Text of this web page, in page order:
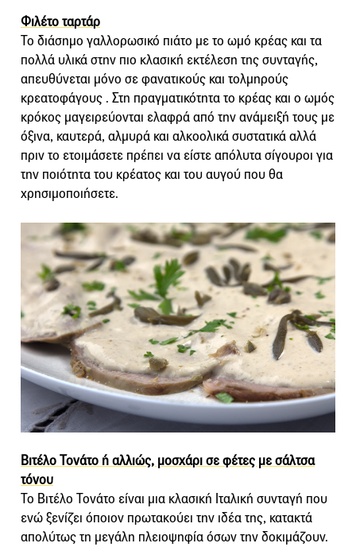
Φιλέτο ταρτάρ
Το διάσημο γαλλορωσικό πιάτο με το ωμό κρέας και τα
πολλά υλικά στην πιο κλασική εκτέλεση της συνταγής,
απευθύνεται μόνο σε φανατικούς και τολμηρούς
κρεατοφάγους . Στη πραγματικότητα το κρέας και ο ωμός
κρόκος μαγειρεύονται ελαφρά από την ανάμειξή τους με
όξινα, καυτερά, αλμυρά και αλκοολικά συστατικά αλλά
πριν το ετοιμάσετε πρέπει να είστε απόλυτα σίγουροι για
την ποιότητα του κρέατος και του αυγού που θα
χρησιμοποιήσετε.
Βιτέλο Τονάτο ή αλλιώς, μοσχάρι σε φέτες με σάλτσα
τόνου
Το Βιτέλο Τονάτο είναι μια κλασική Ιταλική συνταγή που
ενώ ξενίζει όποιον πρωτακούει την ιδέα της, κατακτά
απολύτως τη μεγάλη πλειοψηφία όσων την δοκιμάζουν.